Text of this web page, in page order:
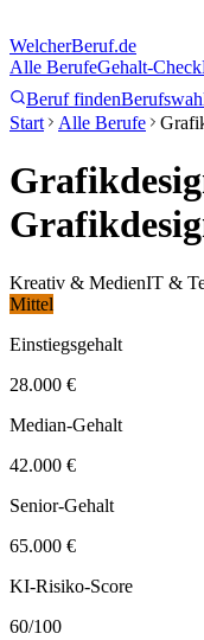
WelcherBeruf.de
Alle BerufeGehalt-Check
Beruf finden
Start
Alle Berufe
Kreativ & MedienIT &
Mittel
Einstiegsgehalt
28.000 €
Median-Gehalt
42.000 €
Senior-Gehalt
65.000 €
KI-Risiko-Score
60/100